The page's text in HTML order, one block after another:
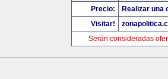
Precio:
Realizar una
Visitar!
Serán consideradas